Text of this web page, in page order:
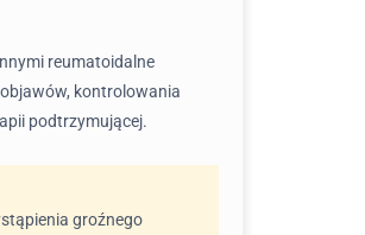
reumatoidalne
kontrolowania
podtrzymującej.
groźnego